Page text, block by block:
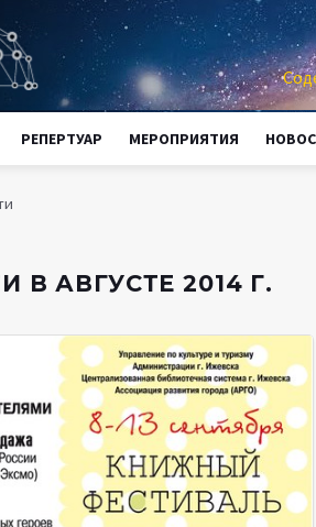
РЕПЕРТУАР МЕРОПРИЯТИЯ
В АВГУСТЕ 2014 Г.